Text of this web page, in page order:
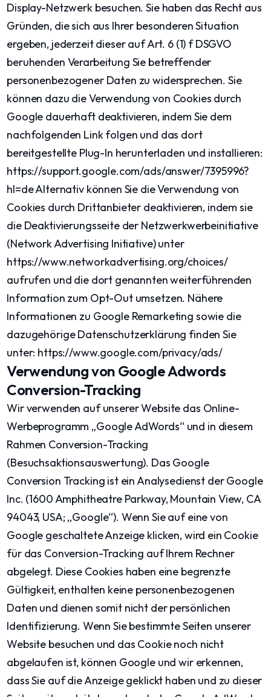
Display-Netzwerk besuchen. Sie haben das Recht aus
Gründen, die sich aus Ihrer besonderen Situation
ergeben, jederzeit dieser auf Art. 6 (1) f DSGVO
beruhenden Verarbeitung Sie betreffender
personenbezogener Daten zu widersprechen. Sie
können dazu die Verwendung von Cookies durch
Google dauerhaft deaktivieren, indem Sie dem
nachfolgenden Link folgen und das dort
bereitgestellte Plug-In herunterladen und installieren:
https://support.google.com/ads/answer/7395996?
hl=de Alternativ können Sie die Verwendung von
Cookies durch Drittanbieter deaktivieren, indem sie
die Deaktivierungsseite der Netzwerkwerbeinitiative
(Network Advertising Initiative) unter
https://www.networkadvertising.org/choices/
aufrufen und die dort genannten weiterführenden
Information zum Opt-Out umsetzen. Nähere
Informationen zu Google Remarketing sowie die
dazugehörige Datenschutzerklärung finden Sie
unter: https://www.google.com/privacy/ads/
Verwendung von Google Adwords
Conversion-Tracking
Wir verwenden auf unserer Website das Online-
Werbeprogramm „Google AdWords“ und in diesem
Rahmen Conversion-Tracking
(Besuchsaktionsauswertung). Das Google
Conversion Tracking ist ein Analysedienst der Google
Inc. (1600 Amphitheatre Parkway, Mountain View, CA
94043, USA; „Google“). Wenn Sie auf eine von
Google geschaltete Anzeige klicken, wird ein Cookie
für das Conversion-Tracking auf Ihrem Rechner
abgelegt. Diese Cookies haben eine begrenzte
Gültigkeit, enthalten keine personenbezogenen
Daten und dienen somit nicht der persönlichen
Identifizierung. Wenn Sie bestimmte Seiten unserer
Website besuchen und das Cookie noch nicht
abgelaufen ist, können Google und wir erkennen,
dass Sie auf die Anzeige geklickt haben und zu dieser